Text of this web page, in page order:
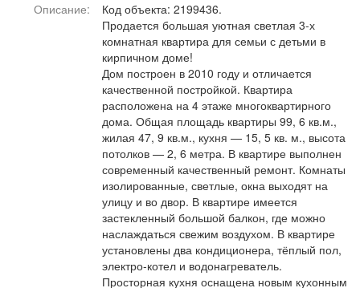
Поздравления Погода
Я - пенсионер
Описание:
Код объекта: 2199436.
Продается большая уютная светлая 3-х
комнатная квартира для семьи с детьми в
кирпичном доме!
Дом построен в 2010 году и отличается
качественной постройкой. Квартира
расположена на 4 этаже многоквартирного
дома. Общая площадь квартиры 99, 6 кв.м.,
жилая 47, 9 кв.м., кухня — 15, 5 кв. м., высота
потолков — 2, 6 метра. В квартире выполнен
современный качественный ремонт. Комнаты
изолированные, светлые, окна выходят на
улицу и во двор. В квартире имеется
застекленный большой балкон, где можно
наслаждаться свежим воздухом. В квартире
установлены два кондиционера, тёплый пол,
электро-котел и водонагреватель.
Просторная кухня оснащена новым кухонным